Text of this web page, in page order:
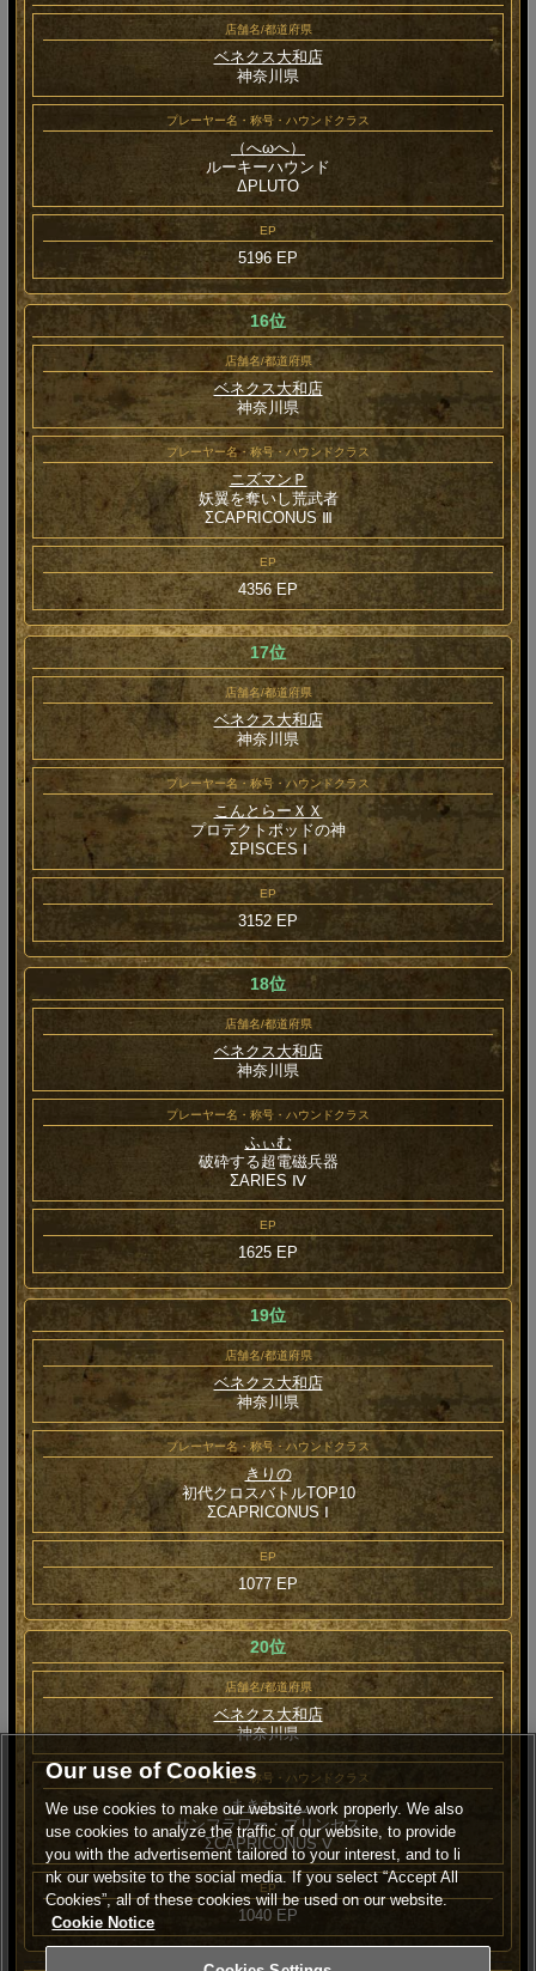
店舗名/都道府県
ベネクス大和店
神奈川県
プレーヤー名・称号・ハウンドクラス
（へωへ）
ルーキーハウンド
ΔPLUTO
EP
5196 EP
16位
店舗名/都道府県
ベネクス大和店
神奈川県
プレーヤー名・称号・ハウンドクラス
ニズマンＰ
妖翼を奪いし荒武者
ΣCAPRICONUS Ⅲ
EP
4356 EP
17位
店舗名/都道府県
ベネクス大和店
神奈川県
プレーヤー名・称号・ハウンドクラス
こんとらーＸＸ
プロテクトポッドの神
ΣPISCES Ⅰ
EP
3152 EP
18位
店舗名/都道府県
ベネクス大和店
神奈川県
プレーヤー名・称号・ハウンドクラス
ふぃむ
破砕する超電磁兵器
ΣARIES Ⅳ
EP
1625 EP
19位
店舗名/都道府県
ベネクス大和店
神奈川県
プレーヤー名・称号・ハウンドクラス
きりの
初代クロスバトルTOP10
ΣCAPRICONUS Ⅰ
EP
1077 EP
20位
店舗名/都道府県
ベネクス大和店
神奈川県
プレーヤー名・称号・ハウンドクラス
まきちゃん
サンフラワー・プリンセス
ΣCAPRICONUS Ⅴ
EP
1040 EP
Our use of Cookies
We use cookies to make our website work properly. We also
use cookies to analyze the traffic of our website, to provide
you with the advertisement tailored to your interest, and to li
nk our website to the social media. If you select “Accept All
Cookies”, all of these cookies will be used on our website.
Cookie Notice